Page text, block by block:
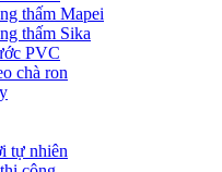
thấm Mapei
thấm Sika
PVC
chà ron
tự nhiên